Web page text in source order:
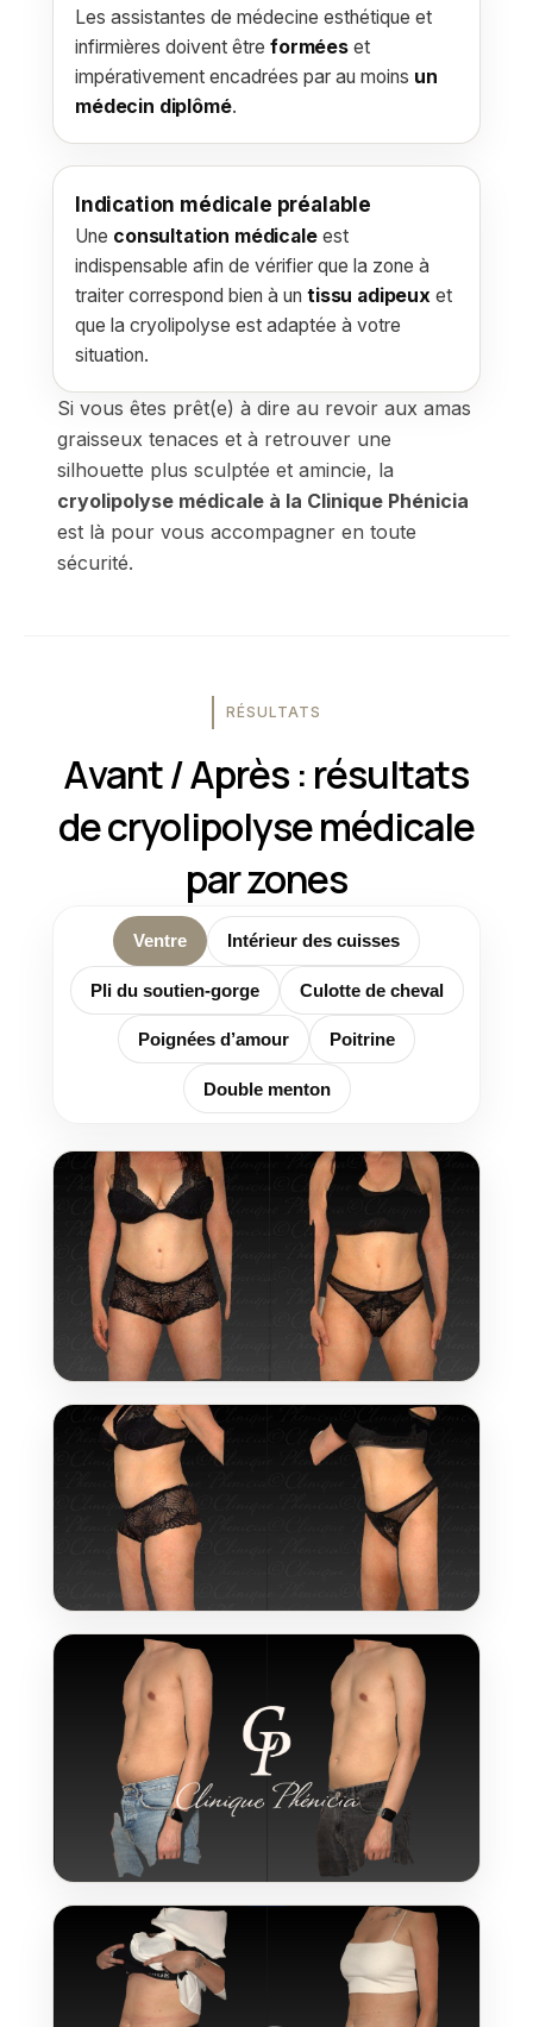
Les assistantes de médecine esthétique et
infirmières doivent être forméeset
impérativement encadrées par au moins un
médecin diplômé.
Indication médicale préalable
Une consultation médicaleest
indispensable afin de vérifier que la zone à
traiter correspond bien à un tissu adipeux et
que la cryolipolyse est adaptée à votre
situation.
Si vous êtes prêt(e) à dire au revoir aux amas
graisseux tenaces et à retrouver une
silhouette plus sculptée et amincie, la
cryolipolyse médicale à la Clinique Phénicia
est là pour vous accompagner en toute
sécurité.
RÉSULTATS
Avant / Après : résultats
de cryolipolyse médicale
par zones
Ventre Intérieur des cuisses
Pli du soutien-gorge Culotte de cheval
Poignées d’amour Poitrine
Double menton